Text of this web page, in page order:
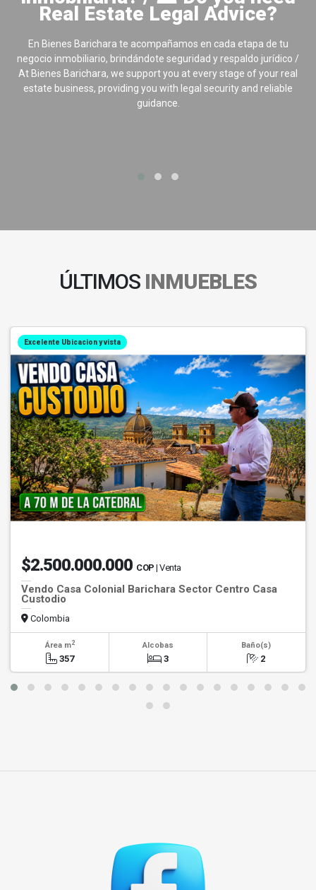
Real Estate Legal Advice?
En Bienes Barichara te acompañamos en cada etapa de tu
negocio inmobiliario, brindándote seguridad y respaldo jurídico /
At Bienes Barichara, we support you at every stage of your real
estate business, providing you with legal security and reliable
guidance.
ÚLTIMOS INMUEBLES
Excelente Ubicacion y vista
$2.500.000.000 COP | Venta
Vendo Casa Colonial Barichara Sector Centro Casa
Custodio
Colombia
Área m2
357
Alcobas
3
Baño(s)
2